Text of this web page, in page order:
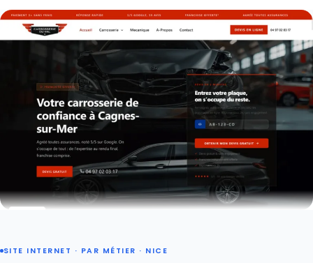
SITE INTERNET · PAR MÉTIER · NICE